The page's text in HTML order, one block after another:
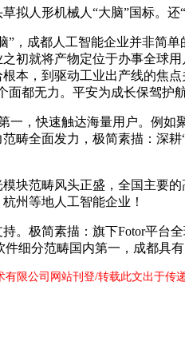
人形机械人“大脑”国标。还“
成都人工智能企业并非简单
初就将产物定位于办事全球
本，到驱动工业出产线的焦
都无力。平安为成长保驾护
，快速触达海量用户。例如
畴全面发力，极简素描：深
范畴风头正盛，全国主要的
州等地人工智能企业！
极简素描：旗下Fotor平台全
细分范畴国内第一，成都具
限公司网站刊登/转载此文出于传